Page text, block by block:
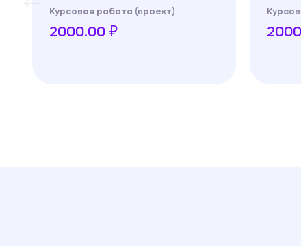
Курсовая работа (проект)
2000.00 ₽